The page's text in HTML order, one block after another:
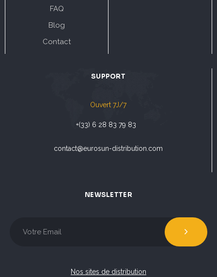
FAQ
Blog
Contact
SUPPORT
Ouvert 7J/7
+(33) 6 28 83 79 83
contact@eurosun-distribution.com
NEWSLETTER
Nos sites de distribution